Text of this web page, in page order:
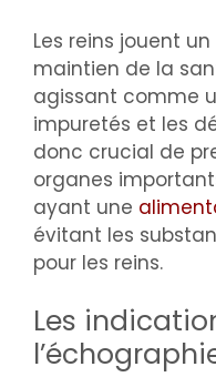
Les reins jouent
maintien de la
agissant comme
impuretés et les
donc crucial de
organes
ayant une
évitant les
pour les reins.
Les